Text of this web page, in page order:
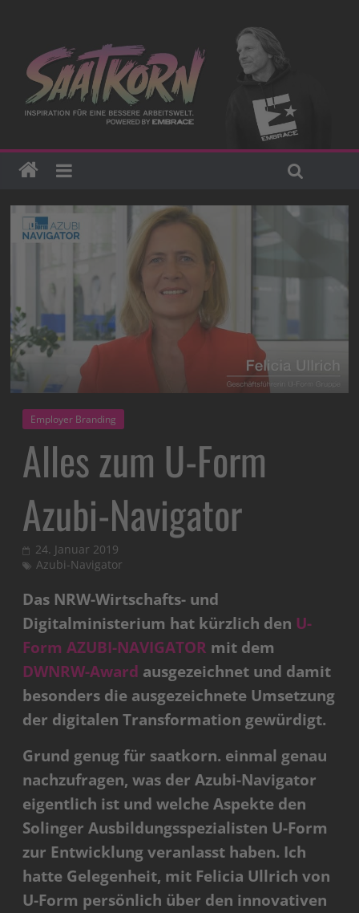
Employer Branding
Alles zum U-Form
Azubi-Navigator
24. Januar 2019
Azubi-Navigator
Das NRW-Wirtschafts- und
Digitalministerium hat kürzlich den U-
Form AZUBI-NAVIGATOR mit dem
DWNRW-Award ausgezeichnet und damit
besonders die ausgezeichnete Umsetzung
der digitalen Transformation gewürdigt.
Grund genug für saatkorn. einmal genau
nachzufragen, was der Azubi-Navigator
eigentlich ist und welche Aspekte den
Solinger Ausbildungsspezialisten U-Form
zur Entwicklung veranlasst haben. Ich
hatte Gelegenheit, mit Felicia Ullrich von
U-Form persönlich über den innovativen